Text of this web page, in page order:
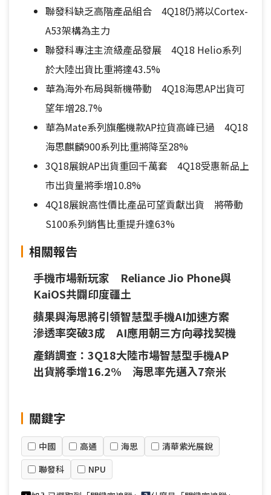
聯發科缺乏高階產品組合 4Q18仍將以Cortex-
A53架構為主力
聯發科專注主流級產品發展 4Q18 Helio系列
於大陸出貨比重將達43.5%
華為海外布局與新機帶動 4Q18海思AP出貨可
望年增28.7%
華為Mate系列旗艦機款AP拉貨高峰已過 4Q18
海思麒麟900系列比重將降至28%
3Q18展銳AP出貨重回千萬套 4Q18受惠新品上
市出貨量將季增10.8%
4Q18展銳高性價比產品可望貢獻出貨 將帶動
S100系列銷售比重提升達63%
相關報告
手機市場新玩家 Reliance Jio Phone與
KaiOS共闢印度疆土
蘋果與海思將引領智慧型手機AI加速方案
滲透率突破3成 AI應用朝三方向尋找契機
產銷調查：3Q18大陸市場智慧型手機AP
出貨將季增16.2% 海思率先邁入7奈米
關鍵字
中國 高通 海思
清華紫光展銳
聯發科
NPU